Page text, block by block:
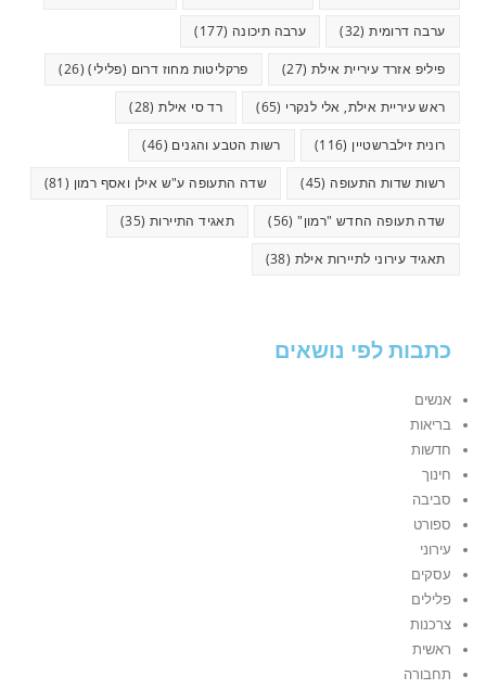
ערבה דרומית(32) ערבה תיכונה (177)
פיליפ אזרד עיריית אילת (27) פרקליטות מחוז דרום (פלילי)(26)
ראש עיריית אילת, אלי לנקרי (65) רד סי אילת(28)
רונית זילברשטיין (116) רשות הטבע והגנים (46)
רשות שדות התעופה (45) שדה התעופה ע"ש אילן ואסף רמון (81)
שדה תעופה החדש "רמון"(56) תאגיד התיירות (35)
תאגיד עירוני לתיירות אילת (38)
כתבות לפי נושאים
אנשים
בריאות
חדשות
חינוך
סביבה
ספורט
עירוני
עסקים
פלילים
צרכנות
ראשית
תחבורה